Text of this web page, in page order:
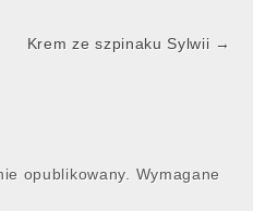
Krem ze szpinaku Sylwii →
opublikowany. Wymagane